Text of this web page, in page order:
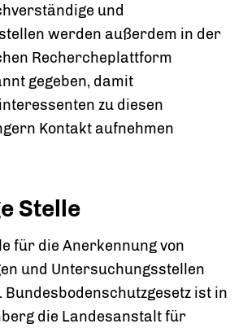
und
werden außerdem in der
Rechercheplattform
gegeben, damit
zu diesen
Kontakt aufnehmen
Stelle
für die Anerkennung von
und Untersuchungsstellen
Bundesbodenschutzgesetz ist in
die Landesanstalt für